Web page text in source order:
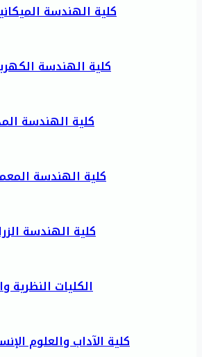
كلية الهندسة
كلية الهندسة
كلية الهندسة
كلية الهندسة
كلية الهندسة
الكليات النظرية
كلية الآداب والعلوم